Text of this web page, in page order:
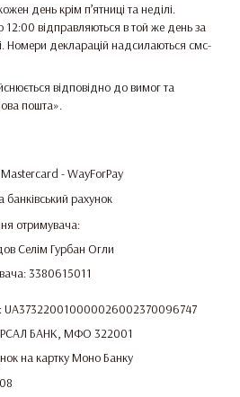
день крім п’ятниці та неділі.
відправляються в той же день за
Номери декларацій надсилаються смс-
відповідно до вимог та
пошта».
- WayForPay
банківський рахунок
отримувача:
Селім Гурбан Огли
3380615011
UA373220010000026002370096747
БАНК, МФО 322001
на картку Моно Банку